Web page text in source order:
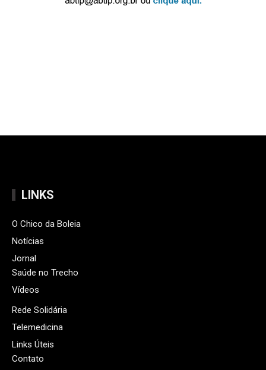
LINKS
O Chico da Boleia
Notícias
Jornal
Saúde no Trecho
Vídeos
Rede Solidária
Telemedicina
Links Úteis
Contato